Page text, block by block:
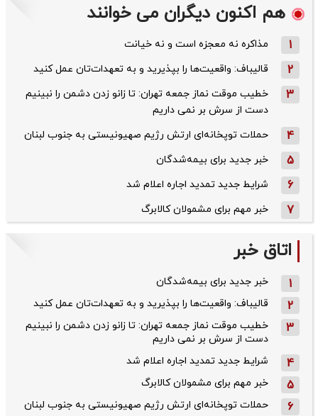
هم اکنون دیگران می خوانند
1 مذاکره نه معجزه است و نه خیانت
2 قالیباف: واقعیت‌ها را بپذیرید و به تعهدات‌تان عمل کنید
3
خطیب موقت نماز جمعه تهران: تا زانو زدن دشمن را نبینیم
دست از سرش بر نمی داریم
4 حملات توپخانه‌ای ارتش رژیم صهیونیستی به جنوب لبنان
5 خبر جدید برای بیمه‌شدگان
6 شرایط جدید تمدید اجاره اعلام شد
7 خبر مهم برای مشمولان کالابرگ
اتاق خبر
1 خبر جدید برای بیمه‌شدگان
2 قالیباف: واقعیت‌ها را بپذیرید و به تعهدات‌تان عمل کنید
3
خطیب موقت نماز جمعه تهران: تا زانو زدن دشمن را نبینیم
دست از سرش بر نمی داریم
4 شرایط جدید تمدید اجاره اعلام شد
5 خبر مهم برای مشمولان کالابرگ
6 حملات توپخانه‌ای ارتش رژیم صهیونیستی به جنوب لبنان